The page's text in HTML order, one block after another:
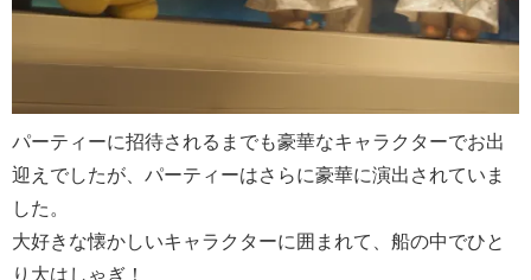
パーティーに招待されるまでも豪華なキャラクターでお出
迎えでしたが、パーティーはさらに豪華に演出されていま
した。
大好きな懐かしいキャラクターに囲まれて、船の中でひと
り大はしゃぎ！